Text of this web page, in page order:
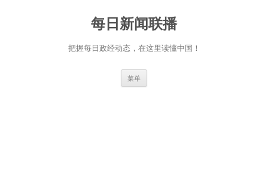
每日新闻联播
把握每日政经动态，在这里读懂中国！
菜单